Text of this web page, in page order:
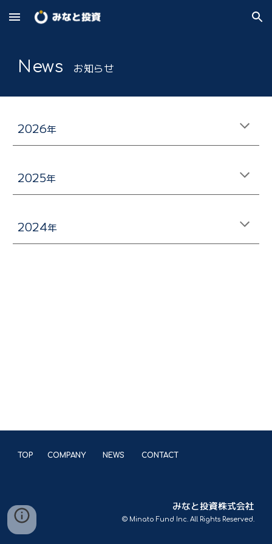
Skip to main content Skip to navigation
News お知らせ
2026年
2025年
2024年
TOP COMPANY NEWS CONTACT
みなと投資株式会社
© Minato Fund Inc. All Rights Reserved.